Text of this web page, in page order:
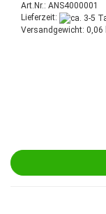
Art.Nr.: ANS4000001
Lieferzeit:
Versandgewicht: 0,06